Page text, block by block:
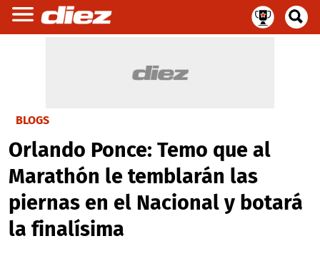
BLOGS
Orlando Ponce: Temo que al
Marathón le temblarán las
piernas en el Nacional y botará
la finalísima